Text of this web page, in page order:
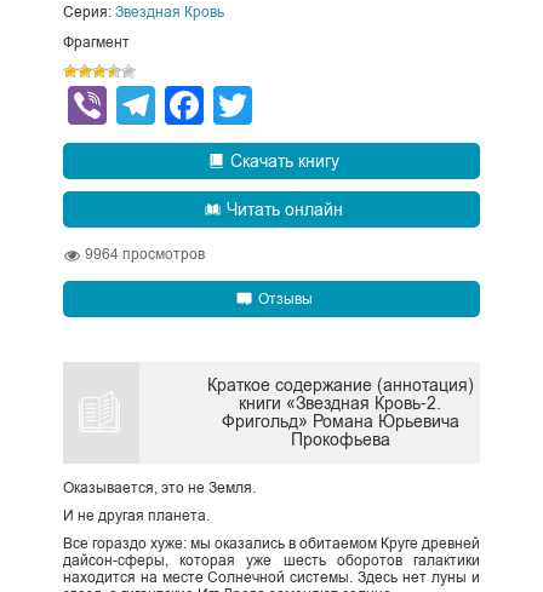
Серия: Звездная Кровь
Фрагмент
ViberTelegram
Facebook
Скачать книгу
Читать онлайн
9964 просмотров
Отзывы
Краткое содержание (аннотация)
книги «Звездная Кровь-2.
Фригольд» Романа Юрьевича
Прокофьева
Оказывается, это не Земля.
И не другая планета.
Все гораздо хуже: мы оказались в обитаемом Круге древней
дайсон-сферы, которая уже шесть оборотов галактики
находится на месте Солнечной системы. Здесь нет луны и